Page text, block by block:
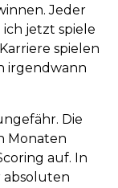
Jeder
ich jetzt spiele
spielen
irgendwann
Die
Monaten
auf. In
absoluten